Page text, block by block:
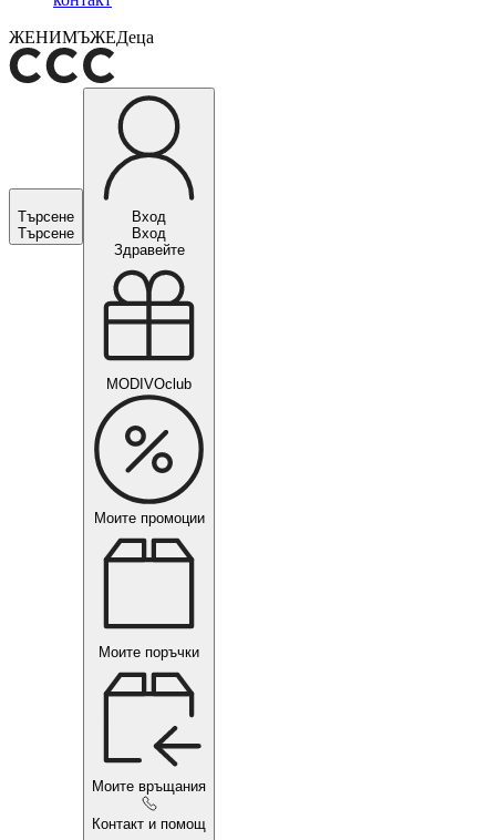
ЖЕНИМЪЖЕДеца
Търсене
Търсене
Вход
Вход
Здравейте
MODIVOclub
Моите промоции
Моите поръчки
Моите връщания
Контакт и помощ